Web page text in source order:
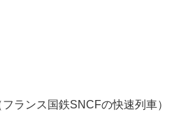
ランス国鉄SNCFの快速列車）